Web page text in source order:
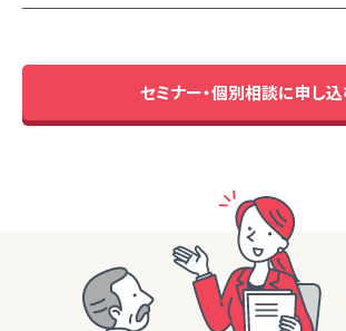
セミナー・個別相談に申し